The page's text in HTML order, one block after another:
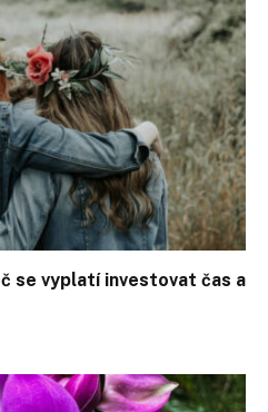
se vyplatí investovat čas a